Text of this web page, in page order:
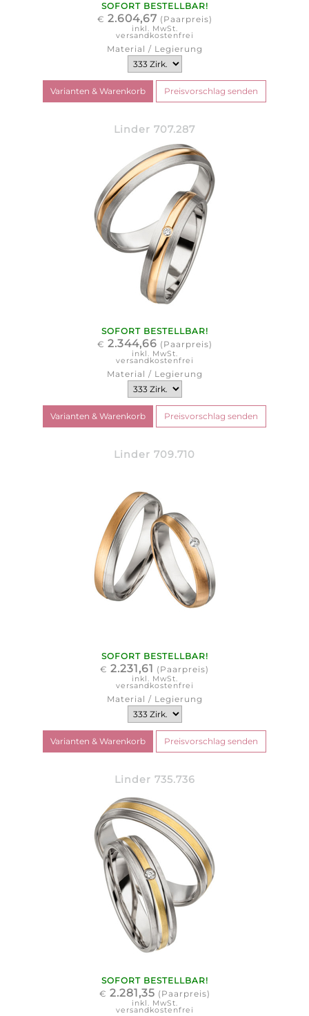
SOFORT BESTELLBAR!
€ 2.604,67 (Paarpreis)
inkl. MwSt.
versandkostenfrei
Material / Legierung
Linder 707.287
SOFORT BESTELLBAR!
€ 2.344,66 (Paarpreis)
inkl. MwSt.
versandkostenfrei
Material / Legierung
Linder 709.710
SOFORT BESTELLBAR!
€ 2.231,61 (Paarpreis)
inkl. MwSt.
versandkostenfrei
Material / Legierung
Linder 735.736
SOFORT BESTELLBAR!
€ 2.281,35 (Paarpreis)
inkl. MwSt.
versandkostenfrei